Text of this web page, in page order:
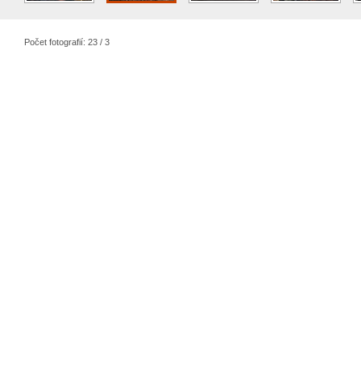
Počet fotografií: 23 / 3